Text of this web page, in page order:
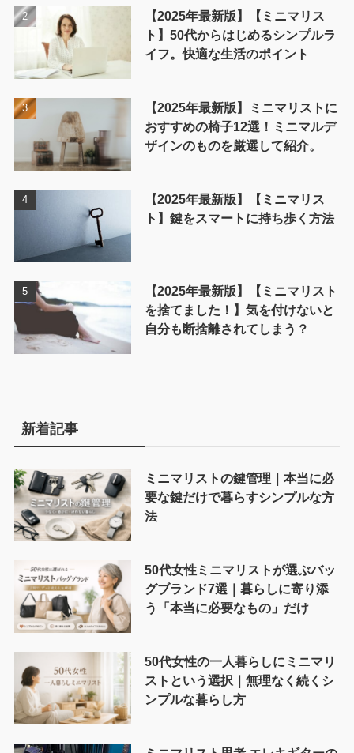
【2025年最新版】【ミニマリス
ト】50代からはじめるシンプルラ
イフ。快適な生活のポイント
【2025年最新版】ミニマリストに
おすすめの椅子12選！ミニマルデ
ザインのものを厳選して紹介。
【2025年最新版】【ミニマリス
ト】鍵をスマートに持ち歩く方法
【2025年最新版】【ミニマリスト
を捨てました！】気を付けないと
自分も断捨離されてしまう？
新着記事
ミニマリストの鍵管理｜本当に必
要な鍵だけで暮らすシンプルな方
法
50代女性ミニマリストが選ぶバッ
グブランド7選｜暮らしに寄り添
う「本当に必要なもの」だけ
50代女性の一人暮らしにミニマリ
ストという選択｜無理なく続くシ
ンプルな暮らし方